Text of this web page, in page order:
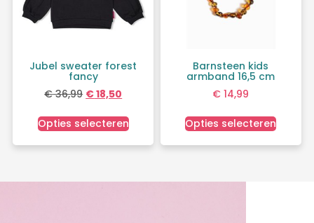
Jubel sweater forest
fancy
€36,99 €18,50
Opties selecteren
Barnsteen kids
armband 16,5 cm
€ 14,99
Opties selecteren